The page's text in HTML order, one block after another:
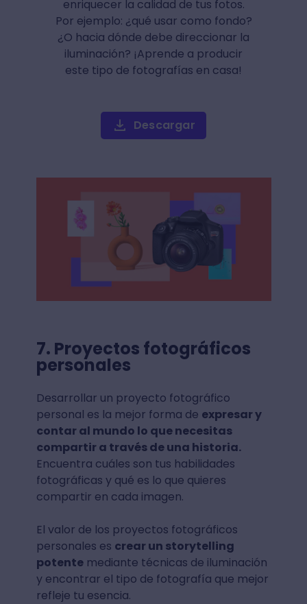
enriquecer la calidad de tus fotos.
Por ejemplo: ¿qué usar como fondo?
¿O hacia dónde debe direccionar la
iluminación? ¡Aprende a producir
este tipo de fotografías en casa!
Descargar
7. Proyectos fotográficos
personales
Desarrollar un proyecto fotográfico
personal es la mejor forma de expresar y
contar al mundo lo que necesitas
compartir a través de una historia.
Encuentra cuáles son tus habilidades
fotográficas y qué es lo que quieres
compartir en cada imagen.
El valor de los proyectos fotográficos
personales es crear un storytelling
potentemediante técnicas de iluminación
y encontrar el tipo de fotografía que mejor
refleje tu esencia.